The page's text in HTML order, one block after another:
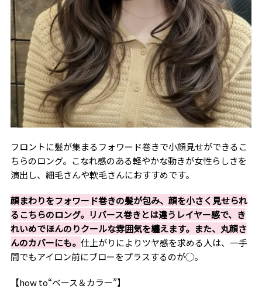
フロントに髪が集まるフォワード巻きで小顔見せができるこ
ちらのロング。こなれ感のある軽やかな動きが女性らしさを
演出し、細毛さんや軟毛さんにおすすめです。
顔まわりをフォワード巻きの髪が包み、顔を小さく見せられ
るこちらのロング。リバース巻きとは違うレイヤー感で、き
れいめでほんのりクールな雰囲気を纏えます。また、丸顔さ
んのカバーにも。 仕上がりによりツヤ感を求める人は、一手
間でもアイロン前にブローをプラスするのが◯。
【how to“ベース＆カラー”】